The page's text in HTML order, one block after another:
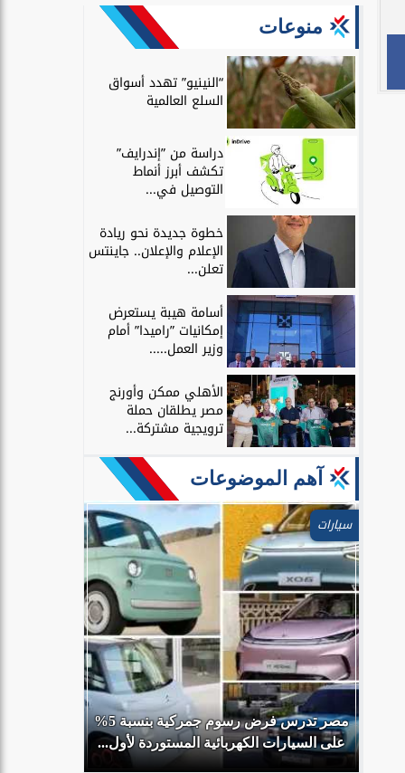
منوعات
“النينيو” تهدد أسواق
السلع العالمية
دراسة من ”إندرايف”
تكشف أبرز أنماط
التوصيل في...
خطوة جديدة نحو ريادة
الإعلام والإعلان.. جاينتس
تعلن...
أسامة هيبة يستعرض
إمكانيات ”راميدا” أمام
وزير العمل.....
الأهلي ممكن وأورنج
مصر يطلقان حملة
ترويجية مشتركة...
آهم الموضوعات
سيارات
مصر تدرس فرض رسوم جمركية بنسبة 5%
على السيارات الكهربائية المستوردة لأول...